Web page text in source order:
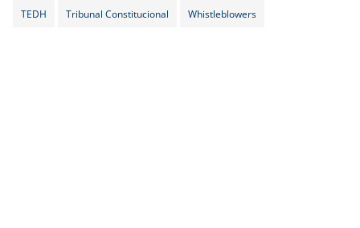
TEDH Tribunal Constitucional Whistleblowers